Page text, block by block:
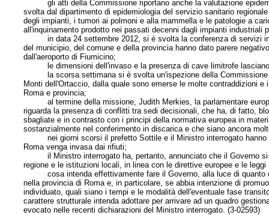
gli atti della Commissione riportano anche la valutazione
svolta dal dipartimento di epidemiologia del servizio sanitario
degli impianti, i tumori ai polmoni e alla mammella e le patologie a
all'inquinamento prodotto nei passati decenni dagli impianti industriali
in data 24 settembre 2012, si è svolta la conferenza di servizi
del municipio, del comune e della provincia hanno dato parere
dall'aeroporto di Fiumicino;
le dimensioni dell'invaso e la presenza di cave limitrofe lasciano
la scorsa settimana si è svolta un'ispezione della Commissione
Monti dell'Ortaccio, dalla quale sono emerse le molte contraddizioni
Roma e provincia;
al termine della missione, Judith Merkies, la parlamentare
riguarda la presenza di conflitti tra sedi decisionali, che ha, di fatto,
sbagliate e in contrasto con i principi della normativa europea in
sostanzialmente nel conferimento in discarica e che siano ancora
nei giorni scorsi il prefetto Sottile e il Ministro interrogato hanno
Roma venga invasa dai rifiuti;
il Ministro interrogato ha, pertanto, annunciato che il Governo si
regione e le istituzioni locali, in linea con le direttive europee e le
cosa intenda effettivamente fare il Governo, alla luce di quanto
nella provincia di Roma e, in particolare, se abbia intenzione di
individuato, quali siano i tempi e le modalità dell'eventuale fase
carattere strutturale intenda adottare per arrivare ad un quadro
evocato nelle recenti dichiarazioni del Ministro interrogato. (3-02593)